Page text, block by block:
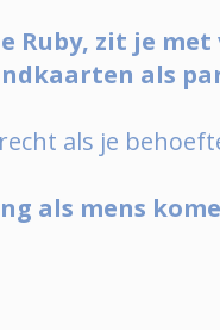
Ruby, zit je
als
als je
als mens